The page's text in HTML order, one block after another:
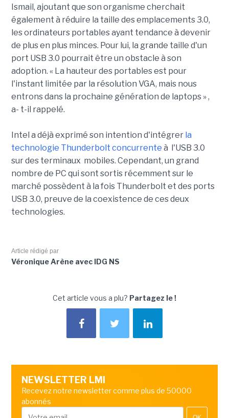
Ismail, ajoutant que son organisme cherchait
également à réduire la taille des emplacements 3.0,
les ordinateurs portables ayant tendance à devenir
de plus en plus minces. Pour lui, la grande taille d'un
port USB 3.0 pourrait être un obstacle à son
adoption. « La hauteur des portables est pour
l'instant limitée par la résolution VGA, mais nous
entrons dans la prochaine génération de laptops » ,
a- t-il rappelé.
Intel a déjà exprimé son intention d'intégrer la
technologie Thunderbolt concurrente à l'USB 3.0
sur des terminaux mobiles. Cependant, un grand
nombre de PC qui sont sortis récemment sur le
marché possèdent à la fois Thunderbolt et des ports
USB 3.0, preuve de la coexistence de ces deux
technologies.
Article rédigé par
Véronique Arène avec IDG NS
Cet article vous a plu? Partagez le !
NEWSLETTER LMI
Recevez notre newsletter comme plus de 50000
abonnés